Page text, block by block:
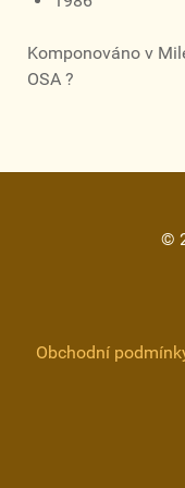
Komponováno v
OSA ?
©
Obchodní